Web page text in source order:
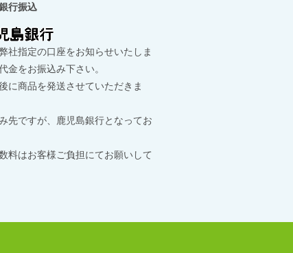
行振込
社指定の口座をお知らせいたしま
金をお振込み下さい。
に商品を発送させていただきま
先ですが、鹿児島銀行となってお
料はお客様ご負担にてお願いして